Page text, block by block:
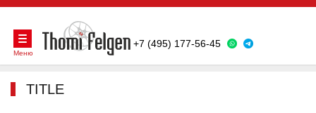
+7 (495) 177-56-45
Меню
TITLE